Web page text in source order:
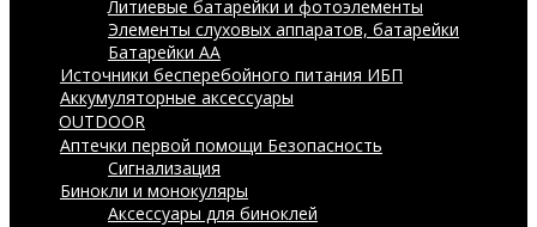
Литиевые батарейки и фотоэлементы
Элементы слуховых аппаратов, батарейки
Батарейки AA
Источники бесперебойного питания ИБП
Аккумуляторные аксессуары
OUTDOOR
Аптечки первой помощи Безопасность
Сигнализация
Бинокли и монокуляры
Аксессуары для биноклей